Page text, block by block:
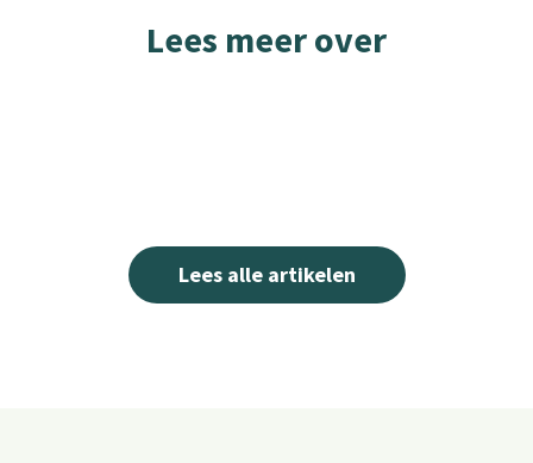
Lees meer over
Lees alle artikelen